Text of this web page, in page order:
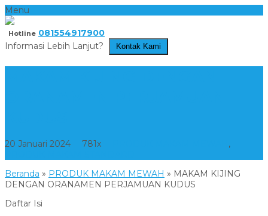
Menu
Hotline 081554917900
Informasi Lebih Lanjut?
Kontak Kami
20 Januari 2024 781x
,
Beranda » PRODUK MAKAM MEWAH » MAKAM KIJING
DENGAN ORANAMEN PERJAMUAN KUDUS
Daftar Isi